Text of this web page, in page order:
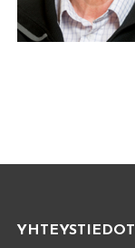
YHTEYSTIEDOT